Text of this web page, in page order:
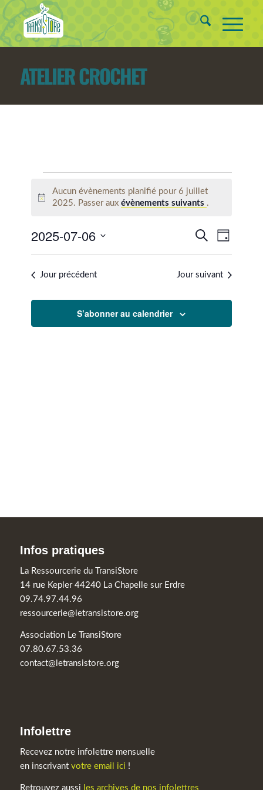
ATELIER CROCHET
ÉVÈNEMENTS
FOR
6
JUILLET
2025
Notice
Aucun évènements planifié pour 6 juillet
2025. Passer auxévènements suivants .
ET
DE
Recherche
de
vues
Jour
2025-07-06
date.
Jour précédent Jour suivant
S’abonner au calendrier
Infos pratiques
La Ressourcerie du TransiStore
14 rue Kepler 44240 La Chapelle sur Erdre
09.74.97.44.96
ressourcerie@letransistore.org
Association Le TransiStore
07.80.67.53.36
contact@letransistore.org
Infolettre
Recevez notre infolettre mensuelle
en inscrivant votre email ici !
Retrouvez aussi les archives de nos infolettres